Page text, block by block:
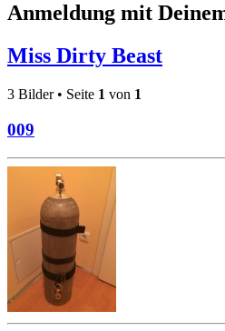
Anmeldung mit
Miss Dirty Beast
3 Bilder • Seite 1 von 1
009